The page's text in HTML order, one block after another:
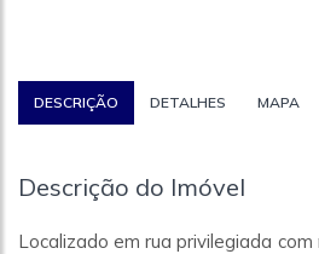
DESCRIÇÃO DETALHES MAPA
Descrição do Imóvel
Localizado em rua privilegiada